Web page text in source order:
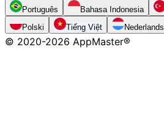
Português Bahasa Indonesia
Polski
Tiếng Việt Nederlands
© 2020-2026 AppMaster®